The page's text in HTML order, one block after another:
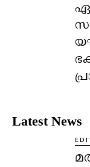
Latest News